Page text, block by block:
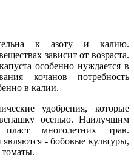
к азоту и калию.
зависит от возраста.
особенно нуждается в
кочанов потребность
в калии.
удобрения, которые
осенью. Наилучшим
пласт многолетних трав.
- бобовые культуры,
томаты.